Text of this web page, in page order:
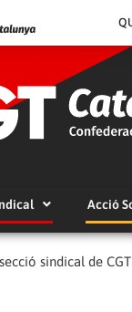
Acció
sindical de